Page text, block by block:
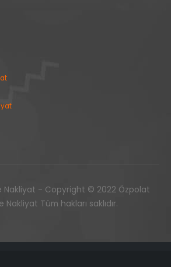
Nakliyat - Copyright © 2022 Özpolat
Nakliyat Tüm hakları saklıdır.